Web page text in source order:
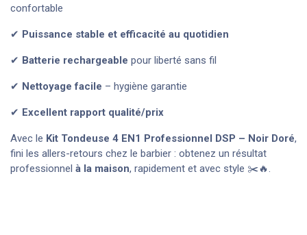
confortable
✔ Puissance stable et efficacité au quotidien
✔ Batterie rechargeable pour liberté sans fil
✔ Nettoyage facile – hygiène garantie
✔ Excellent rapport qualité/prix
Avec le Kit Tondeuse 4 EN1 Professionnel DSP – Noir Doré,
fini les allers-retours chez le barbi­er : obtenez un résultat
professionnel à la maison, rapidement et avec style ✂️🔥.